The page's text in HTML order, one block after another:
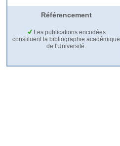
Référencement
Les publications encodées
constituent la bibliographie académique
de l'Université.